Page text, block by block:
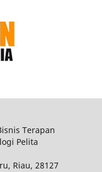
Terapan
Pelita
, Riau, 28127